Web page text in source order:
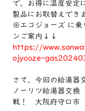
で、お得に温度安定
製品にお取替えでき
※エコジョーズ に乗
ンご案内↓↓
https://
ojyooze-
さて、今回の給湯器
ノーリツ給湯器交換
戦！　大阪府守口市